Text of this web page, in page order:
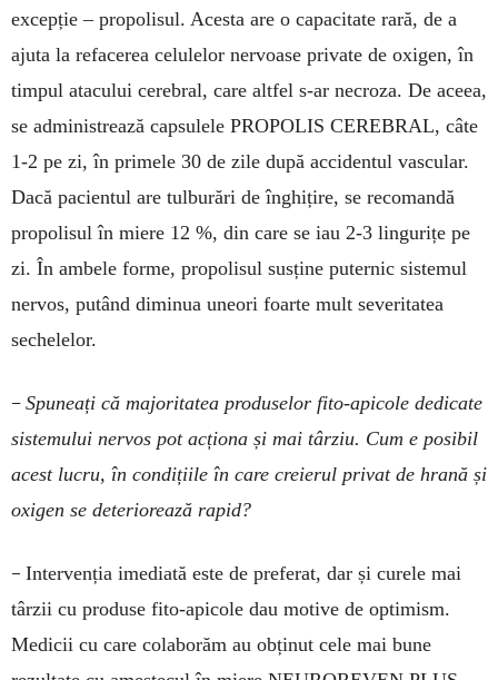
excepție – propolisul. Acesta are o capacitate rară, de a
ajuta la refacerea celulelor nervoase private de oxigen, în
timpul atacului cerebral, care altfel s-ar necroza. De aceea,
se administrează capsulele PROPOLIS CEREBRAL, câte
1-2 pe zi, în primele 30 de zile după accidentul vascular.
Dacă pacientul are tulburări de înghițire, se recomandă
propolisul în miere 12 %, din care se iau 2-3 lingurițe pe
zi. În ambele forme, propolisul susține puternic sistemul
nervos, putând diminua uneori foarte mult severitatea
sechelelor.
– Spuneați că majoritatea produselor fito-apicole dedicate
sistemului nervos pot acționa și mai târziu. Cum e posibil
acest lucru, în condițiile în care creierul privat de hrană și
oxigen se deteriorează rapid?
– Intervenția imediată este de preferat, dar și curele mai
târzii cu produse fito-apicole dau motive de optimism.
Medicii cu care colaborăm au obținut cele mai bune